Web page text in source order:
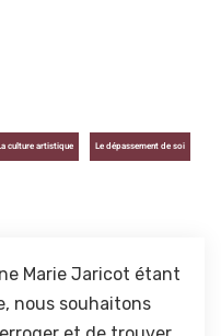
culture artistique Le dépassement de soi
Marie Jaricot étant
nous souhaitons